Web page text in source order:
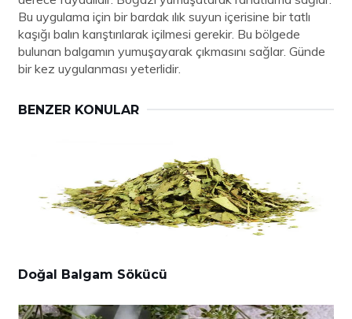
Bu uygulama için bir bardak ılık suyun içerisine bir tatlı
kaşığı balın karıştırılarak içilmesi gerekir. Bu bölgede
bulunan balgamın yumuşayarak çıkmasını sağlar. Günde
bir kez uygulanması yeterlidir.
BENZER KONULAR
Doğal Balgam Sökücü